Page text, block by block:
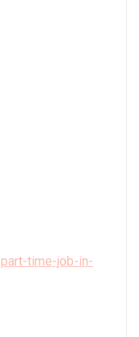
time-job-in-